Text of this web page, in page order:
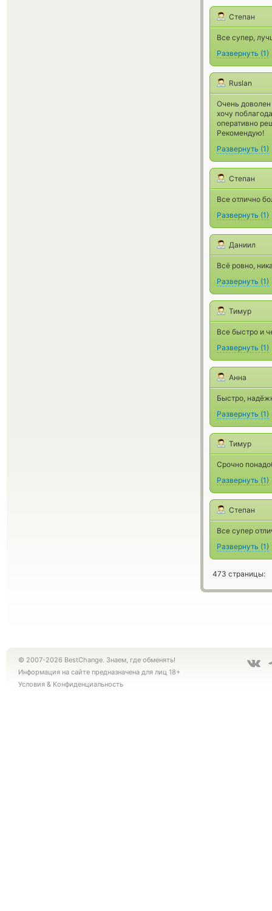
Степан
Все супер,
Развернуть (1)
Ruslan
Очень
хочу
оперативно
Рекомендую!
Развернуть (1)
Степан
Все отлично
Развернуть (1)
Даниил
Всё ровно,
Развернуть (1)
Тимур
Все быстро и
Развернуть (1)
Анна
Быстро,
Развернуть (1)
Тимур
Срочно
Развернуть (1)
Степан
Все супер
Развернуть (1)
473 страницы:
© 2007-2026 BestChange. Знаем, где обменять!
Информация на сайте предназначена для лиц 18+
Условия & Конфиденциальность